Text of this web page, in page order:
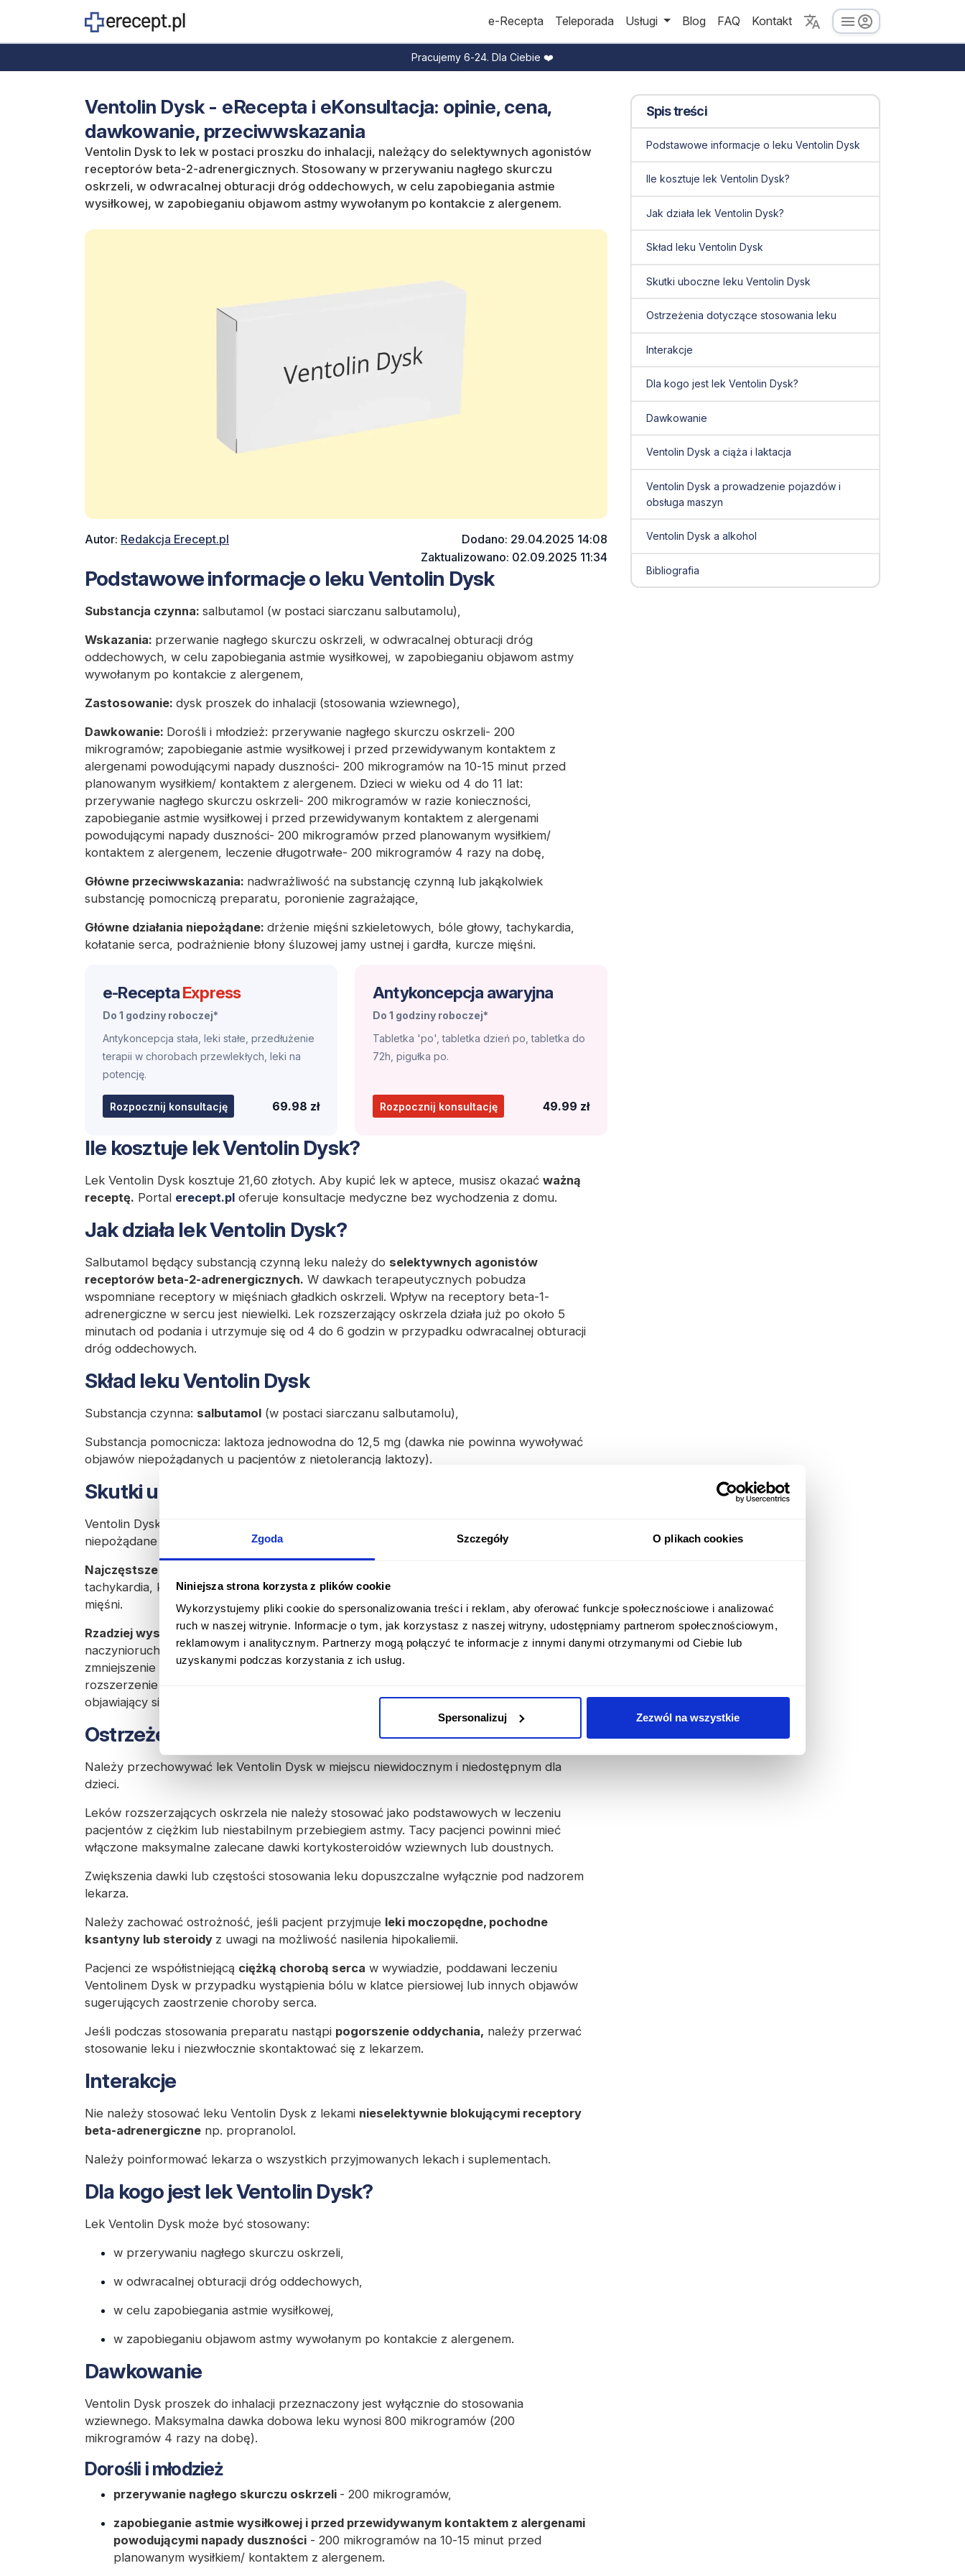
Zgoda Szczegóły O plikach cookies
Niniejsza strona korzysta z plików cookie
Wykorzystujemy pliki cookie do spersonalizowania treści i reklam, aby oferować funkcje społecznościowe i analizować
ruch w naszej witrynie. Informacje o tym, jak korzystasz z naszej witryny, udostępniamy partnerom społecznościowym,
reklamowym i analitycznym. Partnerzy mogą połączyć te informacje z innymi danymi otrzymanymi od Ciebie lub
uzyskanymi podczas korzystania z ich usług.
Spersonalizuj Zezwól na wszystkie
e-Recepta Teleporada Usługi Blog FAQ Kontakt
Pracujemy 6-24. Dla Ciebie ❤️
Ventolin Dysk - eRecepta i eKonsultacja: opinie, cena,
dawkowanie, przeciwwskazania
Ventolin Dysk to lek w postaci proszku do inhalacji, należący do selektywnych agonistów
receptorów beta-2-adrenergicznych. Stosowany w przerywaniu nagłego skurczu
oskrzeli, w odwracalnej obturacji dróg oddechowych, w celu zapobiegania astmie
wysiłkowej, w zapobieganiu objawom astmy wywołanym po kontakcie z alergenem.
Autor: Redakcja Erecept.pl
Dodano: 29.04.2025 14:08
Zaktualizowano: 02.09.2025 11:34
Podstawowe informacje o leku Ventolin Dysk
Substancja czynna: salbutamol (w postaci siarczanu salbutamolu),
Wskazania: przerwanie nagłego skurczu oskrzeli, w odwracalnej obturacji dróg
oddechowych, w celu zapobiegania astmie wysiłkowej, w zapobieganiu objawom astmy
wywołanym po kontakcie z alergenem,
Zastosowanie: dysk proszek do inhalacji (stosowania wziewnego),
Dawkowanie: Dorośli i młodzież: przerywanie nagłego skurczu oskrzeli- 200
mikrogramów; zapobieganie astmie wysiłkowej i przed przewidywanym kontaktem z
alergenami powodującymi napady duszności- 200 mikrogramów na 10-15 minut przed
planowanym wysiłkiem/ kontaktem z alergenem. Dzieci w wieku od 4 do 11 lat:
przerywanie nagłego skurczu oskrzeli- 200 mikrogramów w razie konieczności,
zapobieganie astmie wysiłkowej i przed przewidywanym kontaktem z alergenami
powodującymi napady duszności- 200 mikrogramów przed planowanym wysiłkiem/
kontaktem z alergenem, leczenie długotrwałe- 200 mikrogramów 4 razy na dobę,
Główne przeciwwskazania: nadwrażliwość na substancję czynną lub jakąkolwiek
substancję pomocniczą preparatu, poronienie zagrażające,
Główne działania niepożądane: drżenie mięśni szkieletowych, bóle głowy, tachykardia,
kołatanie serca, podrażnienie błony śluzowej jamy ustnej i gardła, kurcze mięśni.
e-ReceptaExpress
Do 1 godziny roboczej*
Antykoncepcja stała, leki stałe, przedłużenie
terapii w chorobach przewlekłych, leki na
potencję.
69.98 zł
Rozpocznij konsultację
Antykoncepcja awaryjna
Do 1 godziny roboczej*
Tabletka 'po', tabletka dzień po, tabletka do
72h, pigułka po.
49.99 zł
Rozpocznij konsultację
Ile kosztuje lek Ventolin Dysk?
Lek Ventolin Dysk kosztuje 21,60 złotych. Aby kupić lek w aptece, musisz okazać ważną
receptę. Portal erecept.pl oferuje konsultacje medyczne bez wychodzenia z domu.
Jak działa lek Ventolin Dysk?
Salbutamol będący substancją czynną leku należy do selektywnych agonistów
receptorów beta-2-adrenergicznych. W dawkach terapeutycznych pobudza
wspomniane receptory w mięśniach gładkich oskrzeli. Wpływ na receptory beta-1-
adrenergiczne w sercu jest niewielki. Lek rozszerzający oskrzela działa już po około 5
minutach od podania i utrzymuje się od 4 do 6 godzin w przypadku odwracalnej obturacji
dróg oddechowych.
Skład leku Ventolin Dysk
Substancja czynna: salbutamol (w postaci siarczanu salbutamolu),
Substancja pomocnicza: laktoza jednowodna do 12,5 mg (dawka nie powinna wywoływać
objawów niepożądanych u pacjentów z nietolerancją laktozy).
Skutki uboczne leku Ventolin Dysk
Ventolin Dysk jak każdy lek może powodować działania niepożądane. Objawy
niepożądane zaobserwowane to m.in.:
Najczęstsze objawy niepożądane:
tachykardia, kołatanie serca, podrażnienie błony śluzowej jamy ustnej i gardła, kurcze
mięśni.
Rzadziej występujące działania niepożądane: reakcje nadwrażliwości (obrzęk
naczynioruchowy, pokrzywka, skurcz oskrzeli, obniżenie ciśnienia krwi, zapaść),
zmniejszenie stężenia potasu, nadmierna pobudliwość, zaburzenia rytmu serca,
rozszerzenie obwodowych naczyń krwionośnych, paradoksalny skurcz oskrzeli
objawiający się świstami po przyjęciu leku.
Ostrzeżenia dotyczące stosowania leku
Należy przechowywać lek Ventolin Dysk w miejscu niewidocznym i niedostępnym dla
dzieci.
Leków rozszerzających oskrzela nie należy stosować jako podstawowych w leczeniu
pacjentów z ciężkim lub niestabilnym przebiegiem astmy. Tacy pacjenci powinni mieć
włączone maksymalne zalecane dawki kortykosteroidów wziewnych lub doustnych.
Zwiększenia dawki lub częstości stosowania leku dopuszczalne wyłącznie pod nadzorem
lekarza.
Należy zachować ostrożność, jeśli pacjent przyjmuje leki moczopędne, pochodne
ksantyny lub steroidy z uwagi na możliwość nasilenia hipokaliemii.
Pacjenci ze współistniejącą ciężką chorobą serca w wywiadzie, poddawani leczeniu
Ventolinem Dysk w przypadku wystąpienia bólu w klatce piersiowej lub innych objawów
sugerujących zaostrzenie choroby serca.
Jeśli podczas stosowania preparatu nastąpi pogorszenie oddychania, należy przerwać
stosowanie leku i niezwłocznie skontaktować się z lekarzem.
Interakcje
Nie należy stosować leku Ventolin Dysk z lekami nieselektywnie blokującymi receptory
beta-adrenergiczne np. propranolol.
Należy poinformować lekarza o wszystkich przyjmowanych lekach i suplementach.
Dla kogo jest lek Ventolin Dysk?
Lek Ventolin Dysk może być stosowany:
w przerywaniu nagłego skurczu oskrzeli,
w odwracalnej obturacji dróg oddechowych,
w celu zapobiegania astmie wysiłkowej,
w zapobieganiu objawom astmy wywołanym po kontakcie z alergenem.
Dawkowanie
Ventolin Dysk proszek do inhalacji przeznaczony jest wyłącznie do stosowania
wziewnego. Maksymalna dawka dobowa leku wynosi 800 mikrogramów (200
mikrogramów 4 razy na dobę).
Dorośli i młodzież
przerywanie nagłego skurczu oskrzeli - 200 mikrogramów,
zapobieganie astmie wysiłkowej i przed przewidywanym kontaktem z alergenami
powodującymi napady duszności - 200 mikrogramów na 10-15 minut przed
planowanym wysiłkiem/ kontaktem z alergenem.
Spis treści
Podstawowe informacje o leku Ventolin Dysk
Ile kosztuje lek Ventolin Dysk?
Jak działa lek Ventolin Dysk?
Skład leku Ventolin Dysk
Skutki uboczne leku Ventolin Dysk
Ostrzeżenia dotyczące stosowania leku
Interakcje
Dla kogo jest lek Ventolin Dysk?
Dawkowanie
Ventolin Dysk a ciąża i laktacja
Ventolin Dysk a prowadzenie pojazdów i
obsługa maszyn
Ventolin Dysk a alkohol
Bibliografia